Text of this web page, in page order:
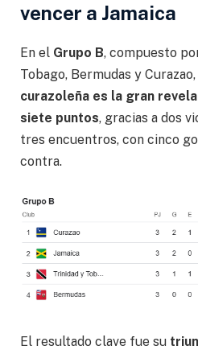
vencer a Jamaica
En el Grupo B, compuesto
Tobago, Bermudas y Curazao,
curazoleña es la gran
siete puntos, gracias a dos
tres encuentros, con cinco
contra.
El resultado clave fue su